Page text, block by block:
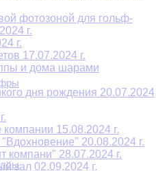
фотозоной для гольф-
г.
г.
17.07.2024 г.
и дома шарами
дня рождения 20.07.2024
15.08.2024 г.
20.08.2024 г.
компани" 28.07.2024 г.
зал 02.09.2024 г.